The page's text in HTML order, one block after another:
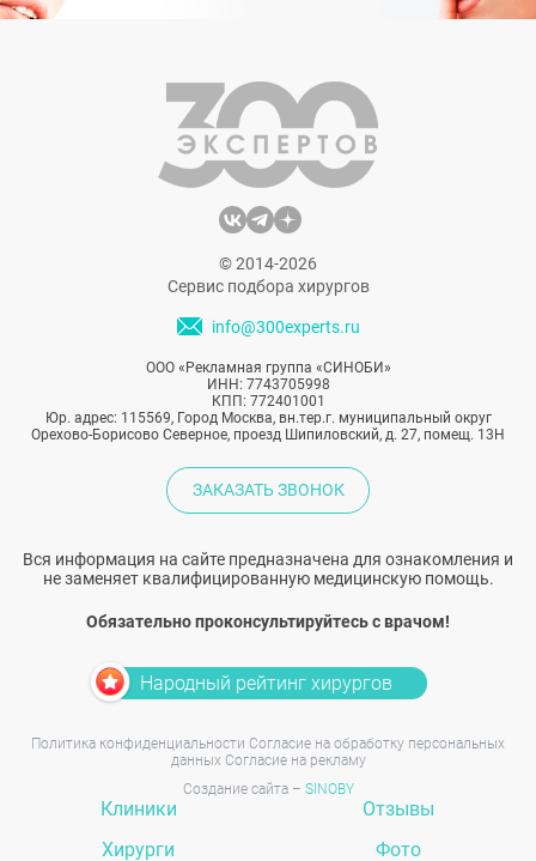
© 2014-2026
Сервис подбора хирургов
info@300experts.ru
ООО «Рекламная группа «СИНОБИ»
ИНН: 7743705998
КПП: 772401001
Юр. адрес: 115569, Город Москва, вн.тер.г. муниципальный округ
Орехово-Борисово Северное, проезд Шипиловский, д. 27, помещ. 13Н
ЗАКАЗАТЬ ЗВОНОК
Вся информация на сайте предназначена для ознакомления и
не заменяет квалифицированную медицинскую помощь.
Обязательно проконсультируйтесь с врачом!
Народный рейтинг хирургов
Политика конфиденциальности Согласие на обработку персональных
данных Согласие на рекламу
Создание сайта – SINOBY
Клиники
Хирурги
Отзывы
Фото